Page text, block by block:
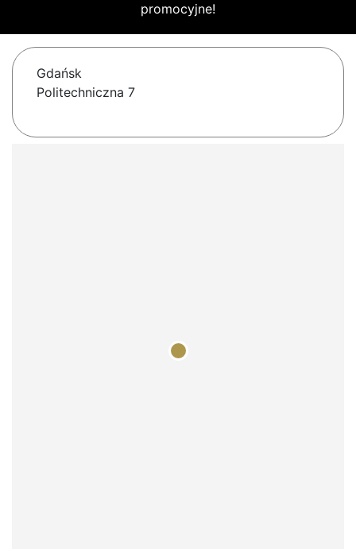
promocyjne!
Gdańsk
Politechniczna 7